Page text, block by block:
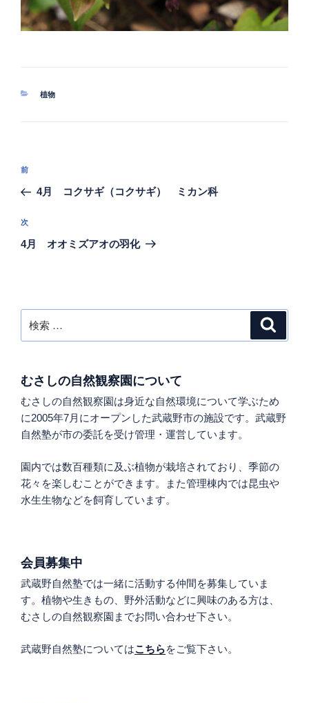
カ
植物
投
ナ
ビ
ゲ
ン
過
去
投
稿
前
4月 コクサギ（コクサギ） ミカン科
次
の
次
4月 オオミズアオの羽化
索:
むさしの自然観察園について
むさしの自然観察園は身近な自然環境について学ぶため
に2005年7月にオープンした武蔵野市の施設です。武蔵野
自然塾が市の委託を受け管理・運営しています。
園内では数百種類に及ぶ植物が栽培されており、季節の
花々を楽しむことができます。また管理棟内では昆虫や
水生生物などを飼育しています。
会員募集中
武蔵野自然塾では一緒に活動する仲間を募集していま
す。植物や生きもの、野外活動などに興味のある方は、
むさしの自然観察園までお問い合わせ下さい。
武蔵野自然塾についてはこちらをご覧下さい。